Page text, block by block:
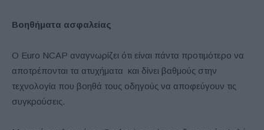
Βοηθήματα ασφαλείας
Ο Euro NCAP αναγνωρίζει ότι είναι πάντα προτιμότερο να
αποτρέπονται τα ατυχήματα και δίνει βαθμούς στην
τεχνολογία που βοηθά τους οδηγούς να αποφεύγουν τις
συγκρούσεις.